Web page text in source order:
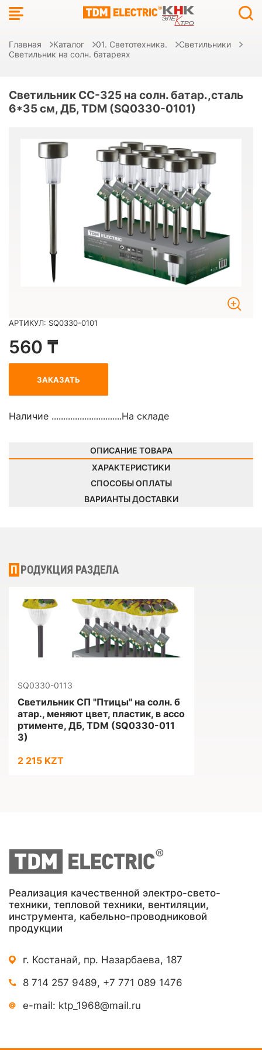
Главная Каталог 01. Светотехника.
Светильники
Светильник на солн. батареях
Светильник СС-325 на солн. батар.,сталь
6*35 см, ДБ, TDM (SQ0330-0101)
АРТИКУЛ: SQ0330-0101
560 ₸
ЗАКАЗАТЬ
Наличие ..............................На складе
ОПИСАНИЕ ТОВАРА
ХАРАКТЕРИСТИКИ
СПОСОБЫ ОПЛАТЫ
ВАРИАНТЫ ДОСТАВКИ
ПРОДУКЦИЯ РАЗДЕЛА
SQ0330-0113
Светильник СП "Птицы" на солн. б
атар., меняют цвет, пластик, в ассо
ртименте, ДБ, TDM (SQ0330-011
3)
2 215 KZT
Реализация качественной электро-свето-
техники, тепловой техники, вентиляции,
инструмента, кабельно-проводниковой
продукции
г. Костанай, пр. Назарбаева, 187
8 714 257 9489, +7 771 089 1476
e-mail: ktp_1968@mail.ru